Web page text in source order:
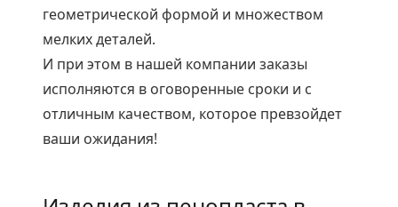
геометрической формой и множеством
мелких деталей.
И при этом в нашей компании заказы
исполняются в оговоренные сроки и с
отличным качеством, которое превзойдет
ваши ожидания!